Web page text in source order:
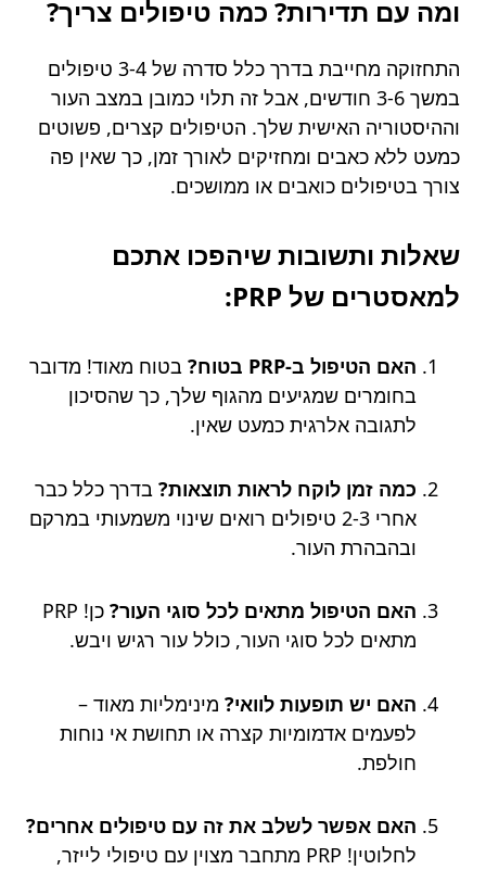
ומה עם תדירות? כמה טיפולים צריך?
התחזוקה מחייבת בדרך כלל סדרה של 3-4 טיפולים
במשך 3-6 חודשים, אבל זה תלוי כמובן במצב העור
וההיסטוריה האישית שלך. הטיפולים קצרים, פשוטים
כמעט ללא כאבים ומחזיקים לאורך זמן, כך שאין פה
צורך בטיפולים כואבים או ממושכים.
שאלות ותשובות שיהפכו אתכם
למאסטרים של PRP:
האם הטיפול ב-PRP בטוח?
בטוח מאוד! מדובר
בחומרים שמגיעים מהגוף שלך, כך שהסיכון
לתגובה אלרגית כמעט שאין.
כמה זמן לוקח לראות תוצאות? בדרך כלל כבר
אחרי 2-3 טיפולים רואים שינוי משמעותי במרקם
ובהבהרת העור.
האם הטיפול מתאים לכל סוגי העור?
כן! PRP
מתאים לכל סוגי העור, כולל עור רגיש ויבש.
האם יש תופעות לוואי? מינימליות מאוד –
לפעמים אדמומיות קצרה או תחושת אי נוחות
חולפת.
האם אפשר לשלב את זה עם טיפולים אחרים?
לחלוטין! PRP מתחבר מצוין עם טיפולי לייזר,